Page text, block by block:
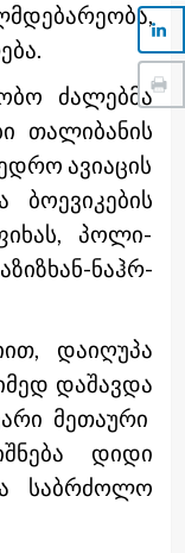
ძალებმა
თალიბანის
ავიაცის
ბოევიკების
პოლი-
ნაჰრ-
დაიღუპა
დაშავდა
მეთაური
დიდი
საბრძოლო